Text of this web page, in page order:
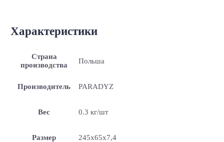
Характеристики
Страна
производства
Польша
Производитель PARADYZ
Вес 0.3 кг/шт
Размер 245x65x7,4